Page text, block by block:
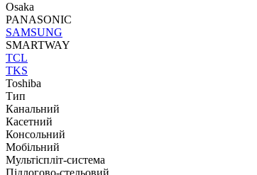
Osaka
PANASONIC
SAMSUNG
SMARTWAY
TCL
TKS
Toshiba
Тип
Канальний
Касетний
Консольний
Мобільний
Мультіспліт-система
Підлогово-стельовий